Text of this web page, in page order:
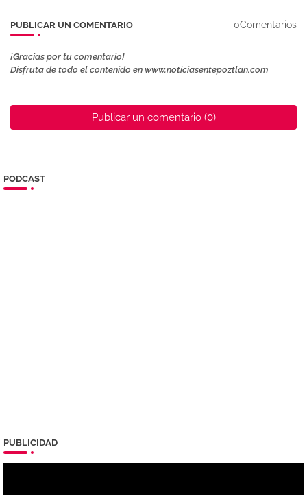
PUBLICAR UN COMENTARIO 0Comentarios
¡Gracias por tu comentario!
Disfruta de todo el contenido en www.noticiasentepoztlan.com
Publicar un comentario (0)
PODCAST
PUBLICIDAD